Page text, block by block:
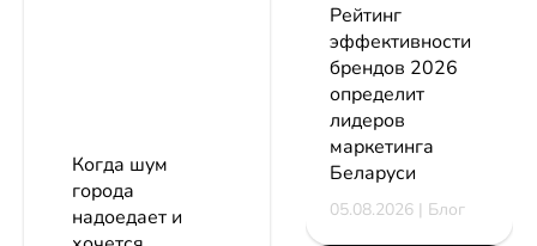
Когда шум
города
надоедает и
Рейтинг
эффективности
брендов 2026
определит
лидеров
маркетинга
Беларуси
05.08.2026 | Блог